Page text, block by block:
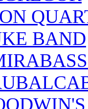
BAND